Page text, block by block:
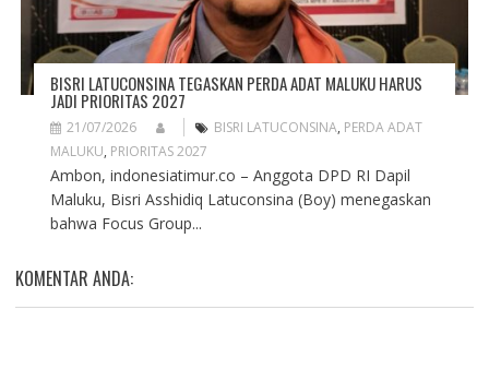
BISRI LATUCONSINA TEGASKAN PERDA ADAT MALUKU HARUS
JADI PRIORITAS 2027
21/07/2026 BISRI LATUCONSINA, PERDA ADAT
MALUKU, PRIORITAS 2027
Ambon, indonesiatimur.co – Anggota DPD RI Dapil
Maluku, Bisri Asshidiq Latuconsina (Boy) menegaskan
bahwa Focus Group...
KOMENTAR ANDA: